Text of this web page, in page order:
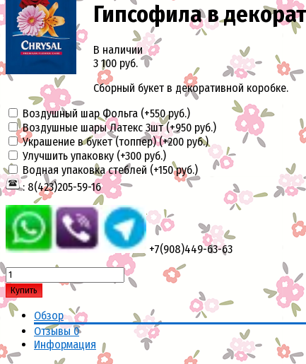
Гипсофила в
В наличии
3 100 руб.
Сборный букет в декоративной коробке.
Воздушный шар Фольга (+550 руб.)
Воздушные шары Латекс 3шт (+950 руб.)
Украшение в букет (топпер) (+200 руб.)
Улучшить упаковку (+300 руб.)
Водная упаковка стеблей (+150 руб.)
: 8(423)205-59-16
+7(908)449-63-63
Купить
Обзор
Отзывы0
Информация